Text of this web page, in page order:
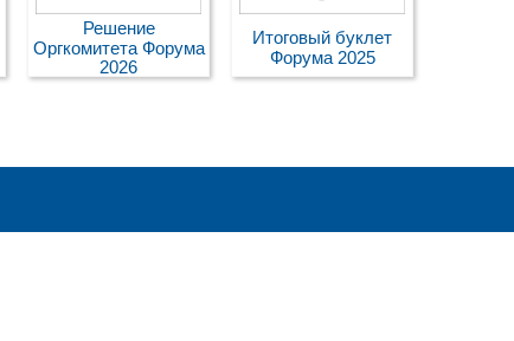
Решение
Оргкомитета Форума
2026
Итоговый буклет
Форума 2025